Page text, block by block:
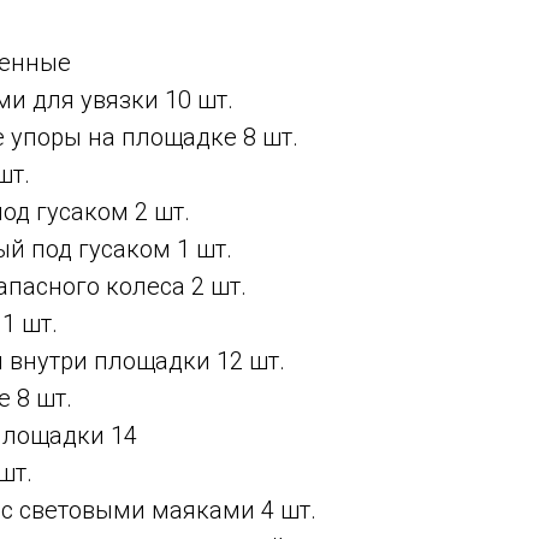
для увязки 10 шт.
упоры на площадке 8 шт.
гусаком 2 шт.
под гусаком 1 шт.
колеса 2 шт.
шт.
внутри площадки 12 шт.
8 шт.
14
световыми маяками 4 шт.